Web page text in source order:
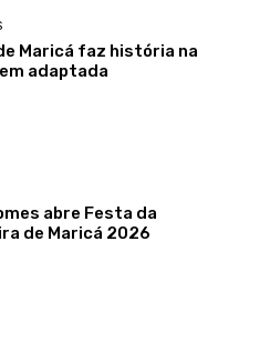
Maricá faz história na
adaptada
abre Festa da
de Maricá 2026